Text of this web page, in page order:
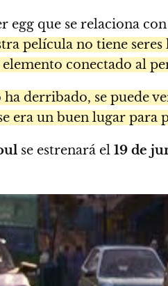
egg que se relaciona con
película no tiene seres
conectado al
derribado, se puede
era un buen lugar para
se estrenará el 19 de